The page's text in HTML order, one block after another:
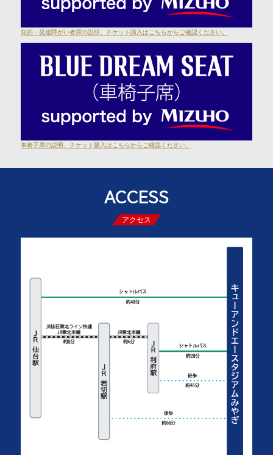
知的・発達障がい者席の説明、チケット購入はこちらからご確認ください。
車椅子席の説明、チケット購入はこちらからご確認ください。
ACCESS
アクセス